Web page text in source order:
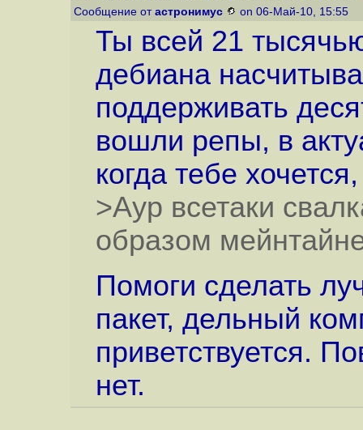
Сообщение от астронимус on 06-Май-10, 15:55
Ты всей 21
дебиана
поддерживать
вошли репы, в
когда тебе
>Аур всетаки
образом
Помоги сделать
пакет, дельный
приветствуется.
нет.